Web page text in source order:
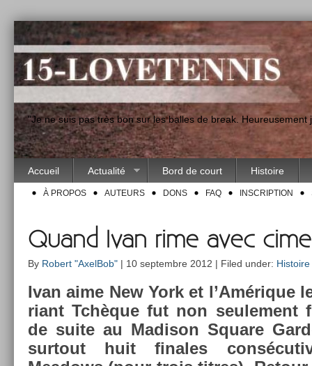
"Je ne suis pas très bon sur les balles de break.
Accueil Actualité Bord de court Histoire
À PROPOS AUTEURS DONS FAQ INSCRIPTION
Quand Ivan rime avec
By Robert "AxelBob" | 10 septembre 2012 | Filed under: Histoire
Ivan aime New York et l’Amérique
riant Tchèque fut non seule­ment
de suite au Madison Square
sur­tout huit fin­ales